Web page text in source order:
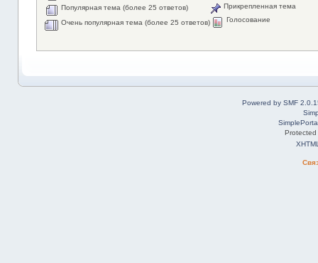
Популярная тема (более 25 ответов)
Очень популярная тема (более 25 ответов)
Прикрепленная тема
Голосование
Powered by SMF